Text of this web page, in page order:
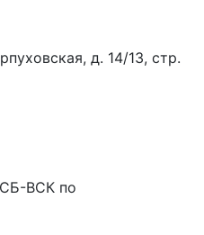
д. 14/13, стр.
ВСК по